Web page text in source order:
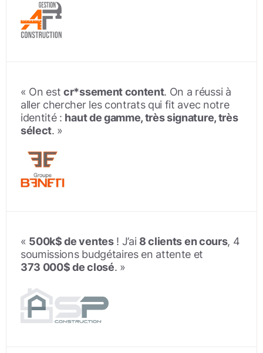
« On estcr*ssement content. On a réussi à
aller chercher les contrats qui fit avec notre
identité : haut de gamme, très signature, très
sélect. »
« 500k$ de ventes! J’ai 8 clients en cours, 4
soumissions budgétaires en attente et
373 000$ de closé. »